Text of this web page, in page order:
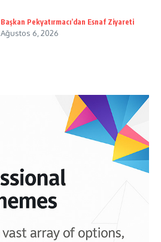
Başkan Pekyatırmacı’dan Esnaf Ziyareti
Ağustos 6, 2026